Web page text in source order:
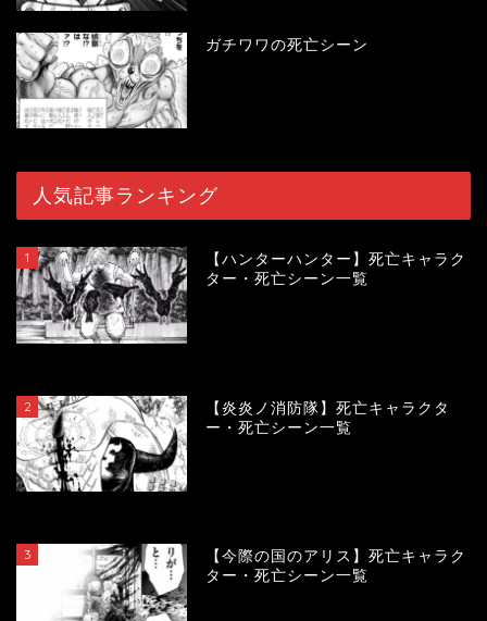
ガチワワの死亡シーン
人気記事ランキング
1
【ハンターハンター】死亡キャラク
ター・死亡シーン一覧
2
【炎炎ノ消防隊】死亡キャラクタ
ー・死亡シーン一覧
3
【今際の国のアリス】死亡キャラク
ター・死亡シーン一覧